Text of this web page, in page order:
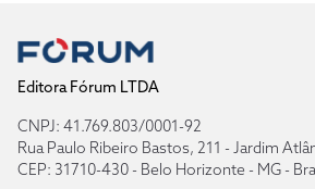
Editora Fórum LTDA
CNPJ: 41.769.803/0001-92
Rua Paulo Ribeiro Bastos, 211 - Jardim
CEP: 31710-430 - Belo Horizonte - MG -